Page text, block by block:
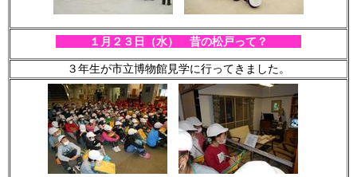
１月２３ 日（水） 昔の松戸って？
３年生が市立博物館見学に行ってきました。